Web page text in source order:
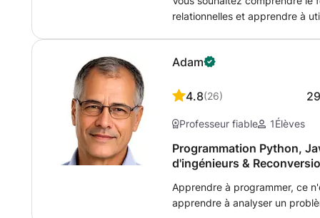
relationnelles et apprendre à
pour tirer parti des bases de
est un atout essentiel. Que
donnera les bases nécessaires
: Introduction aux bases de
avec les concepts clés tels
que les clés primaires et
rédiger des requêtes simples
DELETE. Filtrage et tri des
Adam
4.8(26)
Professeur fiable 1Élèves
Programmation Python,
d'ingénieurs &
Apprendre à programmer, ce
apprendre à analyser un